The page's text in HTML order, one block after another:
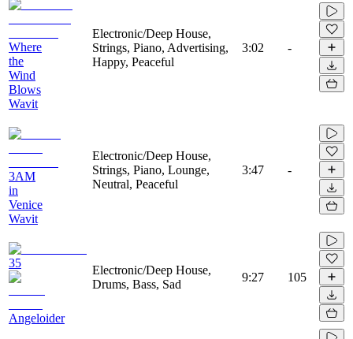
Where
the
Wind
Blows
Wavit
Electronic/Deep House,
Strings, Piano, Advertising,
Happy, Peaceful
3:02 -
3AM
in
Venice
Wavit
Electronic/Deep House,
Strings, Piano, Lounge,
Neutral, Peaceful
3:47 -
35
Angeloider
Electronic/Deep House,
Drums, Bass, Sad
9:27 105